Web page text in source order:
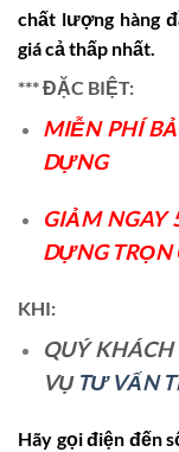
chất lượng hàng
giá cả thấp nhất.
*** ĐẶC BIỆT:
MIỄN PHÍ
DỰNG
GIẢM NGAY
DỰNG TRỌN
KHI:
QUÝ
VỤ TƯ VẤN
Hãy gọi điện đến